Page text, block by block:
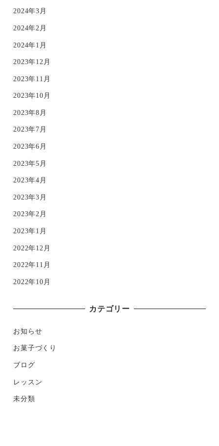
2024年3月
2024年2月
2024年1月
2023年12月
2023年11月
2023年10月
2023年8月
2023年7月
2023年6月
2023年5月
2023年4月
2023年3月
2023年2月
2023年1月
2022年12月
2022年11月
2022年10月
カテゴリー
お知らせ
お菓子づくり
ブログ
レッスン
未分類